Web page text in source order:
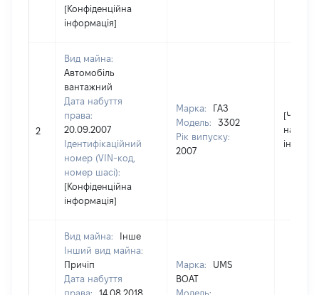
[Конфіденційна
інформація]
2
Вид майна:
Автомобіль
вантажний
Дата набуття
права:
20.09.2007
Ідентифікаційний
номер (VIN-код,
номер шасі):
[Конфіденційна
інформація]
Марка:
ГАЗ
Модель:
3302
Рік випуску:
2007
[Член
надав
Вид майна:
Інше
Інший вид майна:
Причіп
Дата набуття
права:
14.08.2018
Марка:
UMS
BOAT
Модель: